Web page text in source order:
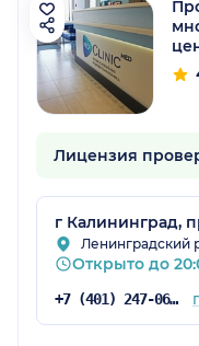
Лицензия
г Калининград,
Ленинградский
Открыто до
+7 (401) 247-06-03